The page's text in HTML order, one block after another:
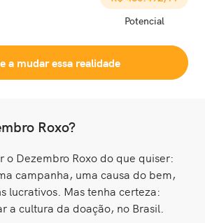
Potencial
a mudar essa realidade
Roxo?
o Dezembro Roxo do que quiser:
campanha, uma causa do bem,
lucrativos. Mas tenha certeza:
a cultura da doação, no Brasil.